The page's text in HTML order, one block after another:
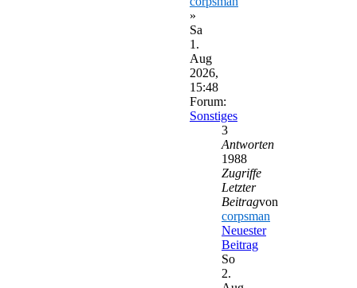
»
Sa
1.
Aug
2026,
15:48
Forum:
Sonstiges
3
Antworten
1988
Zugriffe
Letzter
Beitragvon
corpsman
Neuester
Beitrag
So
2.